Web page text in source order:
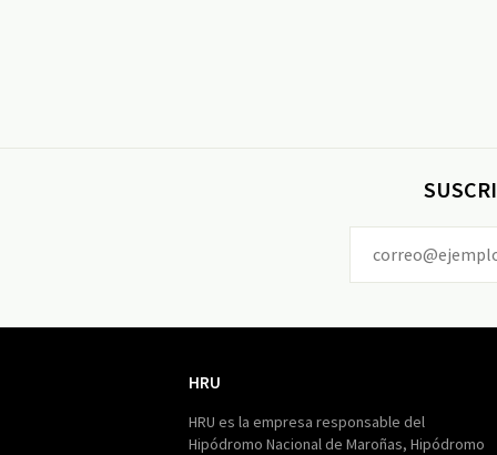
HRU
HRU es la empresa responsable del
Hipódromo Nacional de Maroñas, Hipódromo